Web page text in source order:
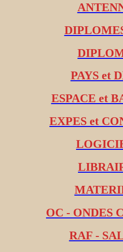
PAYS et
ESPACE et
EXPES et
OC - ONDES
RAF -